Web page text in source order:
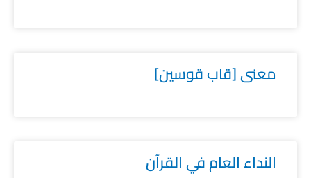
معنى [قاب قوسين]
النداء العام في القرآن